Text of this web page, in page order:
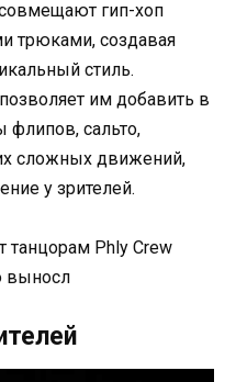
гип-хоп
трюками, создавая
стиль.
им добавить в
флипов, сальто,
сложных движений,
у зрителей.
танцорам Phly Crew
выносл